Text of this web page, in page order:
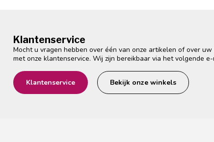
Klantenservice
Mocht u vragen hebben over één van onze artikelen of over
met onze klantenservice. Wij zijn bereikbaar via het volgende
Klantenservice Bekijk onze winkels